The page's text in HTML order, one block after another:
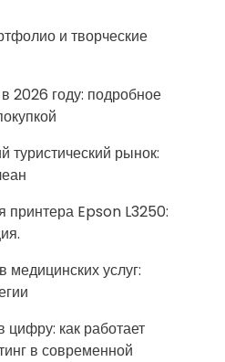
и творческие
2026 году: подробное
туристический рынок:
принтера Epson L3250:
услуг:
цифру: как работает
в современной